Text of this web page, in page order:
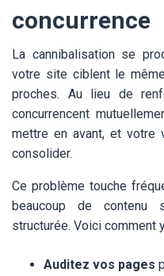
concurrence
La cannibalisation se
votre site ciblent le
proches. Au lieu de
concurrencent
mettre en avant, et
consolider.
Ce problème touche
beaucoup de contenu
structurée. Voici comment
Auditez vos pages